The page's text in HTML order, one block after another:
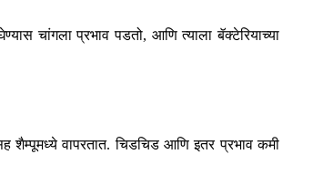
चांगला प्रभाव पडतो, आणि त्याला बॅक्टेरियाच्या
शैम्पूमध्ये वापरतात. चिडचिड आणि इतर प्रभाव कमी